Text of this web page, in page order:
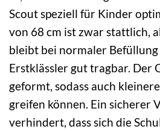
Scout speziell für Kinder
von 68 cm ist zwar stattlich,
bleibt bei normaler
Erstklässler gut tragbar. Der
geformt, sodass auch
greifen können. Ein sicherer
verhindert, dass sich die